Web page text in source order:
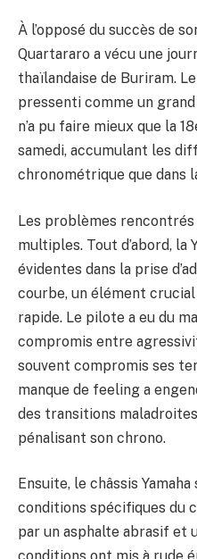
À l’opposé du succès de
Quartararo a vécu une
thaïlandaise de Buriram.
pressenti comme un
n’a pu faire mieux que la
samedi, accumulant les
chronométrique que dans
Les problèmes
multiples. Tout d’abord, la
évidentes dans la prise
courbe, un élément
rapide. Le pilote a eu du
compromis entre
souvent compromis ses
manque de feeling a
des transitions
pénalisant son chrono.
Ensuite, le châssis
conditions spécifiques du
par un asphalte abrasif et